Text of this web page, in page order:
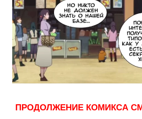
ПРОДОЛЖЕНИЕ КОМИКСА